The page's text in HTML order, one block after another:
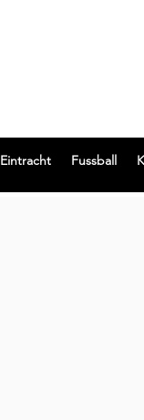
Eintracht Fussball